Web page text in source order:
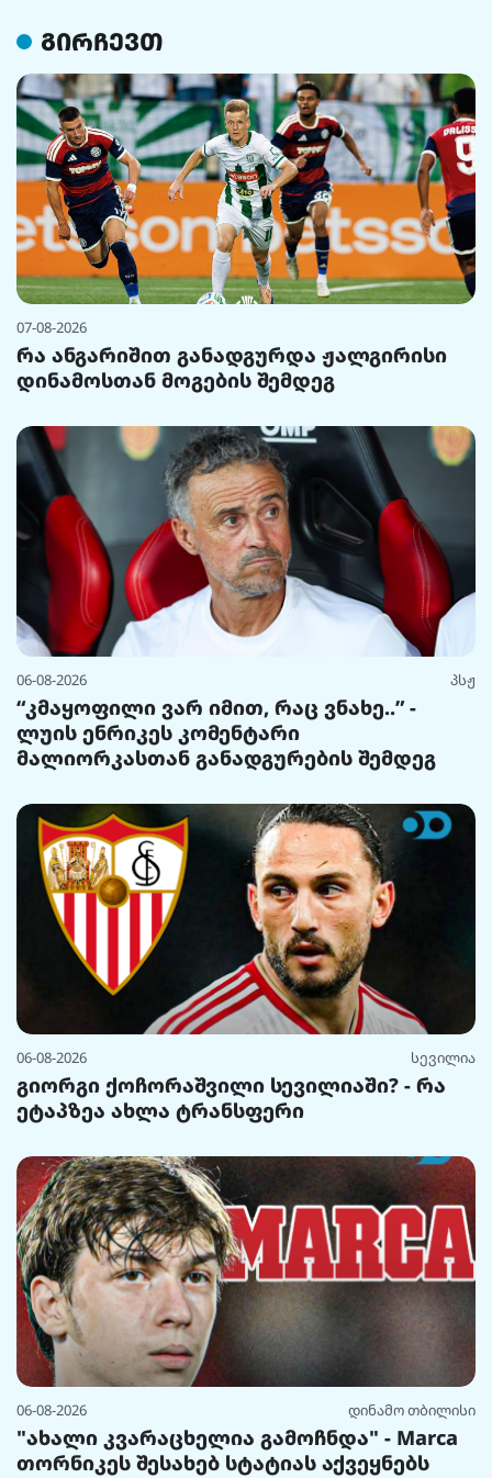
გირჩევთ
07-08-2026
რა ანგარიშით განადგურდა ჟალგირისი
დინამოსთან მოგების შემდეგ
06-08-2026 პსჟ
“კმაყოფილი ვარ იმით, რაც ვნახე..” -
ლუის ენრიკეს კომენტარი
მალიორკასთან განადგურების შემდეგ
06-08-2026 სევილია
გიორგი ქოჩორაშვილი სევილიაში? - რა
ეტაპზეა ახლა ტრანსფერი
06-08-2026 დინამო თბილისი
"ახალი კვარაცხელია გამოჩნდა" - Marca
თორნიკეს შესახებ სტატიას აქვეყნებს